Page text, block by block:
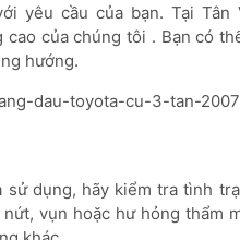
yêu cầu của bạn. Tại
của chúng tôi . Bạn có
hướng.
dụng, hãy kiểm tra tình
vụn hoặc hư hỏng thẩm